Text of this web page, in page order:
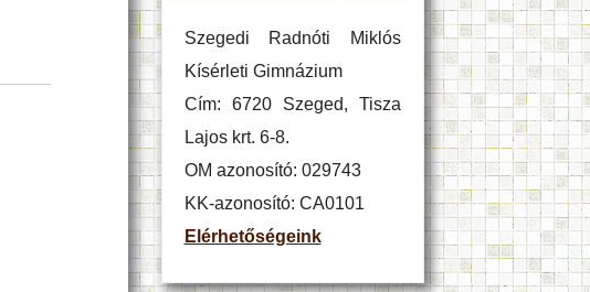
Szegedi Radnóti Miklós
Kísérleti Gimnázium
Cím: 6720 Szeged, Tisza
Lajos krt. 6-8.
OM azonosító: 029743
KK-azonosító: CA0101
Elérhetőségeink